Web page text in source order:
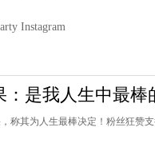
Instagram
是我人生中最棒
称其为人生最棒决定！粉丝狂赞